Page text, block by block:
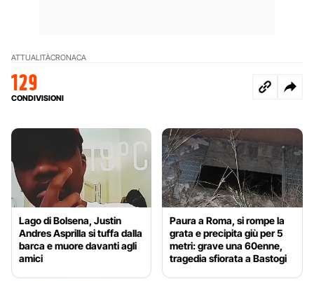
ATTUALITÀCRONACA
129
CONDIVISIONI
Lago di Bolsena, Justin
Andres Asprilla si tuffa dalla
barca e muore davanti agli
amici
Paura a Roma, si rompe la
grata e precipita giù per 5
metri: grave una 60enne,
tragedia sfiorata a Bastogi